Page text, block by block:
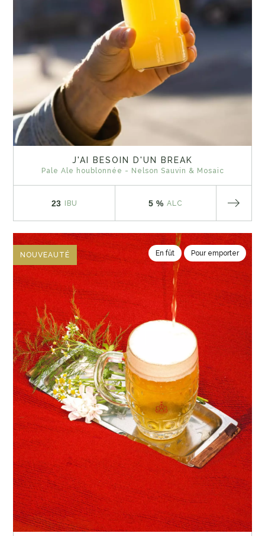
J'AI BESOIN D'UN BREAK
Pale Ale houblonnée - Nelson Sauvin & Mosaic
23 IBU 5 % ALC
NOUVEAUTÉ En fût Pour emporter